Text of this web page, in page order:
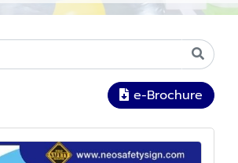
e-Brochure